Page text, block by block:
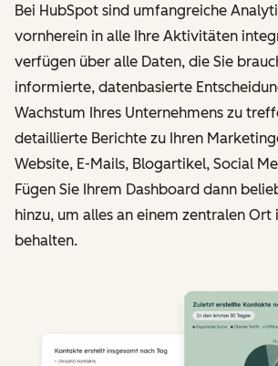
Bei HubSpot sind umfangreiche
vornherein in alle Ihre Aktivitäten
verfügen über alle Daten, die Sie
informierte, datenbasierte
Wachstum Ihres Unternehmens zu
detaillierte Berichte zu Ihren
Website, E-Mails, Blogartikel, Social
Fügen Sie Ihrem Dashboard dann
hinzu, um alles an einem zentralen Ort
behalten.